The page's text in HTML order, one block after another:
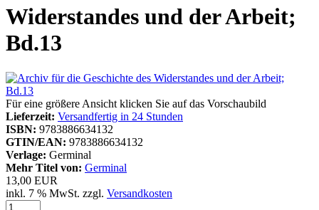
Widerstandes und der Arbeit;
Bd.13
Für eine größere Ansicht klicken Sie auf das Vorschaubild
Lieferzeit: Versandfertig in 24 Stunden
ISBN: 9783886634132
GTIN/EAN: 9783886634132
Verlage: Germinal
Mehr Titel von: Germinal
13,00 EUR
inkl. 7 % MwSt. zzgl. Versandkosten